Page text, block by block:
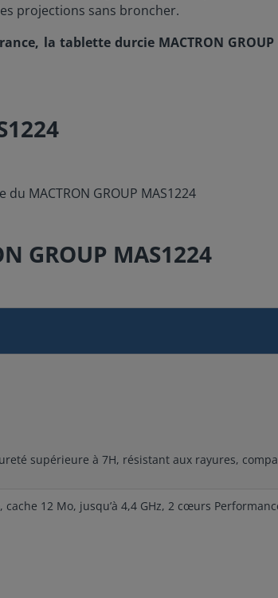
projections sans broncher.
la tablette durcie MACTRON
GROUP MAS1224
supérieure à 7H, résistant aux rayures,
cache 12 Mo, jusqu’à 4,4 GHz, 2 cœurs